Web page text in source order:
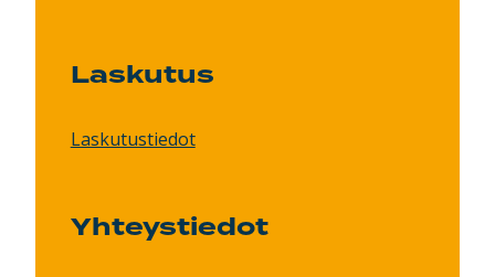
Laskutus
Laskutustiedot
Yhteystiedot